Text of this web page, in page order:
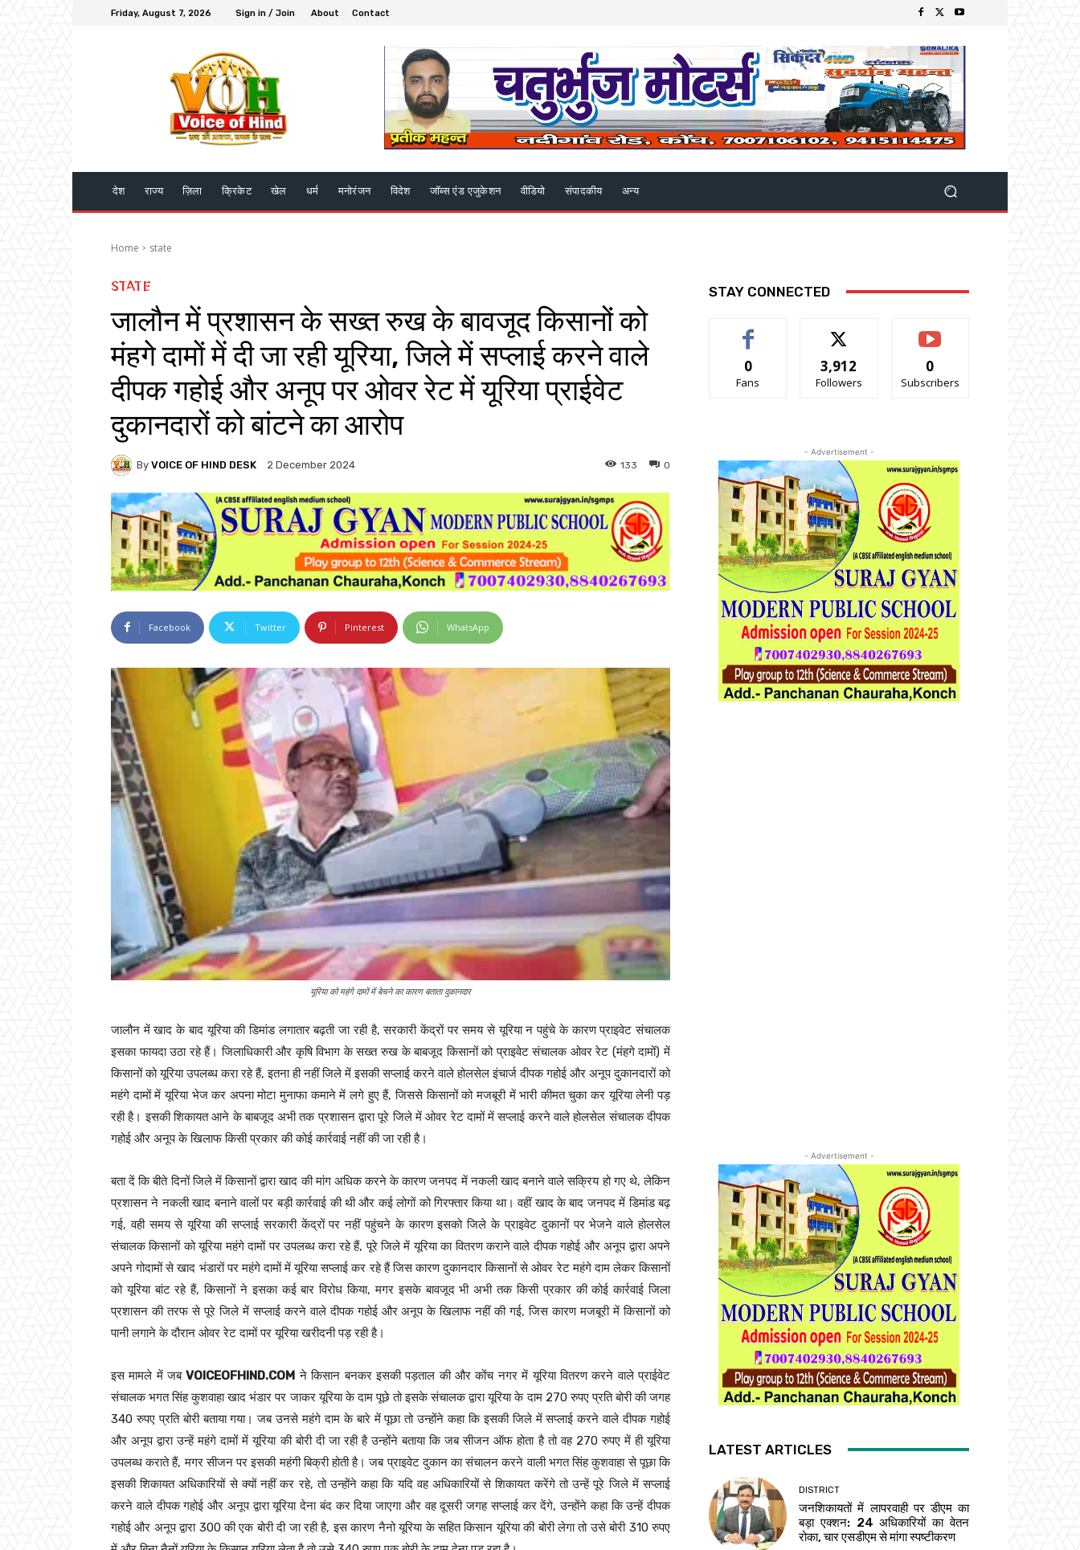
Friday, August 7, 2026 Sign in / Join About Contact
देश राज्य ज़िला क्रिकेट खेल धर्म मनोरंजन विदेश जॉब्स एंड एजुकेशन वीडियो संपादकीय अन्य
Home state
STATE
जालौन में प्रशासन के सख्त रुख के बावजूद किसानों को
मंहगे दामों में दी जा रही यूरिया, जिले में सप्लाई करने वाले
दीपक गहोई और अनूप पर ओवर रेट में यूरिया प्राईवेट
दुकानदारों को बांटने का आरोप
By VOICE OF HIND DESK 2 December 2024 0
133
Facebook Twitter Pinterest WhatsApp
यूरिया को महंगे दामों में बेचने का कारण बताता दुकानदार
जालौन में खाद के बाद यूरिया की डिमांड लगातार बढ़ती जा रही है, सरकारी केंद्रों पर समय से यूरिया न पहुंचे के कारण प्राइवेट संचालक
इसका फायदा उठा रहे हैं। जिलाधिकारी और कृषि विभाग के सख्त रुख के बाबजूद किसानों को प्राइवेट संचालक ओवर रेट (मंहगे दामों) में
किसानों को यूरिया उपलब्ध करा रहे हैं, इतना ही नहीं जिले में इसकी सप्लाई करने वाले होलसेल इंचार्ज दीपक गहोई और अनूप दुकानदारों को
महंगे दामों में यूरिया भेज कर अपना मोटा मुनाफा कमाने में लगे हुए हैं, जिससे किसानों को मजबूरी में भारी कीमत चुका कर यूरिया लेनी पड़
रही है। इसकी शिकायत आने के बाबजूद अभी तक प्रशासन द्वारा पूरे जिले में ओवर रेट दामों में सप्लाई करने वाले होलसेल संचालक दीपक
गहोई और अनूप के खिलाफ किसी प्रकार की कोई कार्रवाई नहीं की जा रही है।
बता दें कि बीते दिनों जिले में किसानों द्वारा खाद की मांग अधिक करने के कारण जनपद में नकली खाद बनाने वाले सक्रिय हो गए थे, लेकिन
प्रशासन ने नकली खाद बनाने वालों पर बड़ी कार्रवाई की थी और कई लोगों को गिरफ्तार किया था। वहीं खाद के बाद जनपद में डिमांड बढ़
गई, वही समय से यूरिया की सप्लाई सरकारी केंद्रों पर नहीं पहुंचने के कारण इसको जिले के प्राइवेट दुकानों पर भेजने वाले होलसेल
संचालक किसानों को यूरिया महंगे दामों पर उपलब्ध करा रहे हैं, पूरे जिले में यूरिया का वितरण कराने वाले दीपक गहोई और अनूप द्वारा अपने
अपने गोदामों से खाद भंडारों पर महंगे दामों में यूरिया सप्लाई कर रहे हैं जिस कारण दुकानदार किसानों से ओवर रेट महंगे दाम लेकर किसानों
को यूरिया बांट रहे हैं, किसानों ने इसका कई बार विरोध किया, मगर इसके बावजूद भी अभी तक किसी प्रकार की कोई कार्रवाई जिला
प्रशासन की तरफ से पूरे जिले में सप्लाई करने वाले दीपक गहोई और अनूप के खिलाफ नहीं की गई, जिस कारण मजबूरी में किसानों को
पानी लगाने के दौरान ओवर रेट दामों पर यूरिया खरीदनी पड़ रही है।
इस मामले में जबVOICEOFHIND.COM ने किसान बनकर इसकी पड़ताल की और कोंच नगर में यूरिया वितरण करने वाले प्राईवेट
संचालक भगत सिंह कुशवाहा खाद भंडार पर जाकर यूरिया के दाम पूछे तो इसके संचालक द्वारा यूरिया के दाम 270 रुपए प्रति बोरी की जगह
340 रुपए प्रति बोरी बताया गया। जब उनसे महंगे दाम के बारे में पूछा तो उन्होंने कहा कि इसकी जिले में सप्लाई करने वाले दीपक गहोई
और अनूप द्वारा उन्हें महंगे दामों में यूरिया की बोरी दी जा रही है उन्होंने बताया कि जब सीजन ऑफ होता है तो वह 270 रुपए में ही यूरिया
उपलब्ध कराते हैं, मगर सीजन पर इसकी महंगी बिक्री होती है। जब प्राइवेट दुकान का संचालन करने वाली भगत सिंह कुशवाहा से पूछा कि
इसकी शिकायत अधिकारियों से क्यों नहीं कर रहे, तो उन्होंने कहा कि यदि वह अधिकारियों से शिकायत करेंगे तो उन्हें पूरे जिले में सप्लाई
करने वाले दीपक गहोई और अनूप द्वारा यूरिया देना बंद कर दिया जाएगा और वह दूसरी जगह सप्लाई कर देंगे, उन्होंने कहा कि उन्हें दीपक
गहोई और अनूप द्वारा 300 की एक बोरी दी जा रही है, इस कारण नैनो यूरिया के सहित किसान यूरिया की बोरी लेगा तो उसे बोरी 310 रुपए
STAY CONNECTED
0
Fans
3,912
Followers
0
Subscribers
- Advertisement -
- Advertisement -
LATEST ARTICLES
DISTRICT
जनशिकायतों में लापरवाही पर डीएम का
बड़ा एक्शन: 24 अधिकारियों का वेतन
रोका, चार एसडीएम से मांगा स्पष्टीकरण